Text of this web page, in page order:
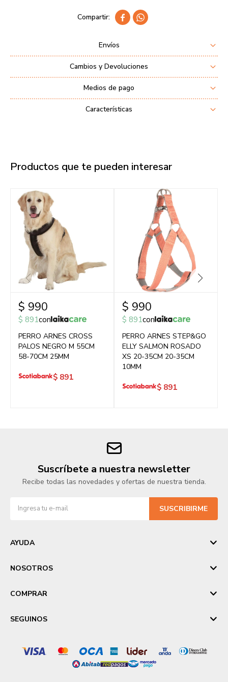
 
Envíos
Cambios y Devoluciones
Medios de pago
Características
Productos que te pueden interesar
$ 990
$ 891con
PERRO ARNES CROSS
PALOS NEGRO M 55CM
58-70CM 25MM
$ 891
$ 990
$ 891con
PERRO ARNES STEP&GO
ELLY SALMON ROSADO
XS 20-35CM 20-35CM
10MM
$ 891
Suscríbete a nuestra newsletter
Recibe todas las novedades y ofertas de nuestra tienda.
SUSCRIBIRME
AYUDA
NOSOTROS
COMPRAR
SEGUINOS